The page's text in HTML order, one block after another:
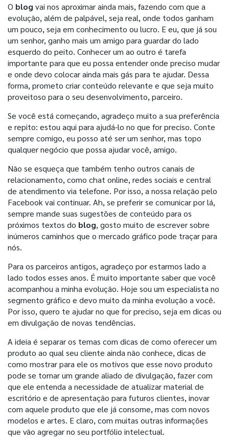
O blog vai nos aproximar ainda mais, fazendo com que a
evolução, além de palpável, seja real, onde todos ganham
um pouco, seja em conhecimento ou lucro. E eu, que já sou
um senhor, ganho mais um amigo para guardar do lado
esquerdo do peito. Conhecer um ao outro é tarefa
importante para que eu possa entender onde preciso mudar
e onde devo colocar ainda mais gás para te ajudar. Dessa
forma, prometo criar conteúdo relevante e que seja muito
proveitoso para o seu desenvolvimento, parceiro.
Se você está começando, agradeço muito a sua preferência
e repito: estou aqui para ajudá-lo no que for preciso. Conte
sempre comigo, eu posso até ser um senhor, mas topo
qualquer negócio que possa ajudar você, amigo.
Não se esqueça que também tenho outros canais de
relacionamento, como chat online, redes sociais e central
de atendimento via telefone. Por isso, a nossa relação pelo
Facebook vai continuar. Ah, se preferir se comunicar por lá,
sempre mande suas sugestões de conteúdo para os
próximos textos do blog, gosto muito de escrever sobre
inúmeros caminhos que o mercado gráfico pode traçar para
nós.
Para os parceiros antigos, agradeço por estarmos lado a
lado todos esses anos. É muito importante saber que você
acompanhou a minha evolução. Hoje sou um especialista no
segmento gráfico e devo muito da minha evolução a você.
Por isso, quero te ajudar no que for preciso, seja em dicas ou
em divulgação de novas tendências.
A ideia é separar os temas com dicas de como oferecer um
produto ao qual seu cliente ainda não conhece, dicas de
como mostrar para ele os motivos que esse novo produto
pode se tornar um grande aliado de divulgação, fazer com
que ele entenda a necessidade de atualizar material de
escritório e de apresentação para futuros clientes, inovar
com aquele produto que ele já consome, mas com novos
modelos e artes. E claro, com muitas outras informações
que vão agregar no seu portfólio intelectual.